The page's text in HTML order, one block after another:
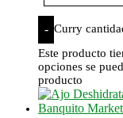
- Curry
Este producto
opciones se
producto